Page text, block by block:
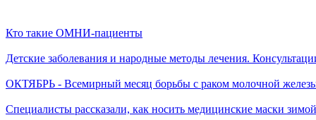
Кто такие ОМНИ-пациенты
Детские заболевания и народные методы лечения.
ОКТЯБРЬ - Всемирный месяц борьбы с раком молочной
Специалисты рассказали, как носить медицинские маски зимой